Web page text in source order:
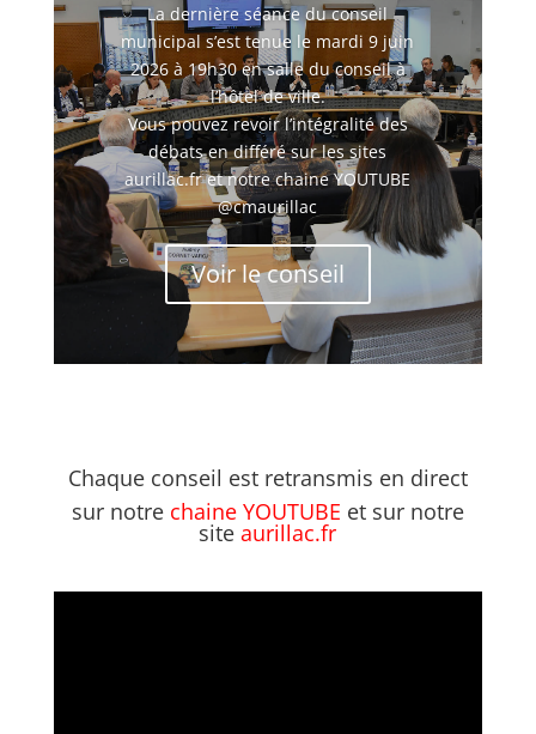
La dernière séance du conseil
municipal s’est tenue le mardi 9 juin
2026 à 19h30 en salle du conseil à
l’hôtel de ville.
Vous pouvez revoir l’intégralité des
débats en différé sur les sites
aurillac.fr et notre chaine YOUTUBE
@cmaurillac
Voir le conseil
Chaque conseil est retransmis en direct
sur notre chaine YOUTUBE et sur notre
siteaurillac.fr